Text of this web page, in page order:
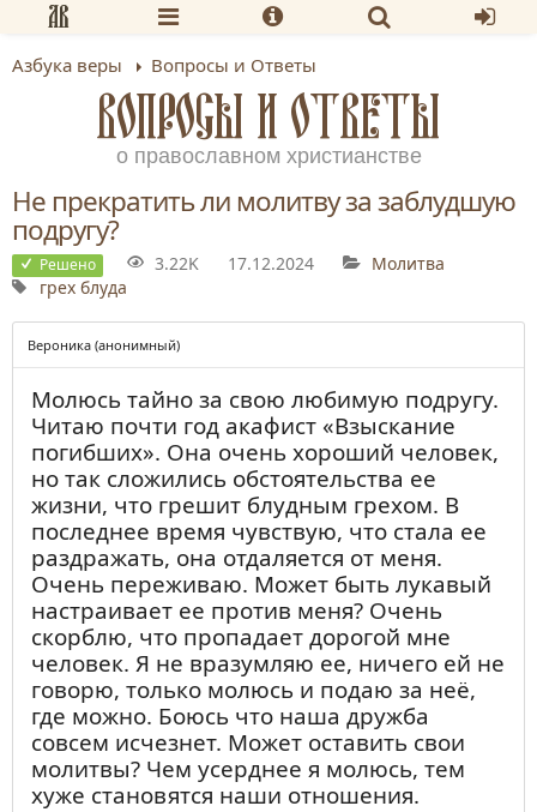
Азбука веры Вопросы и Ответы
ВОПРОСЫ И ОТВЕТЫ
о православном христианстве
Не прекратить ли молитву за заблудшую
подругу?
Решено 3.22K 17.12.2024
Молитва
грех блуда
Вероника (анонимный)
Молюсь тайно за свою любимую подругу.
Читаю почти год акафист «Взыскание
погибших». Она очень хороший человек,
но так сложились обстоятельства ее
жизни, что грешит блудным грехом. В
последнее время чувствую, что стала ее
раздражать, она отдаляется от меня.
Очень переживаю. Может быть лукавый
настраивает ее против меня? Очень
скорблю, что пропадает дорогой мне
человек. Я не вразумляю ее, ничего ей не
говорю, только молюсь и подаю за неё,
где можно. Боюсь что наша дружба
совсем исчезнет. Может оставить свои
молитвы? Чем усерднее я молюсь, тем
хуже становятся наши отношения.